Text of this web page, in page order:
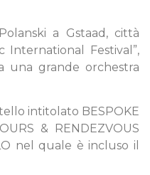
a Gstaad, città
International Festival”,
una grande orchestra
intitolato BESPOKE
& RENDEZVOUS
nel quale è incluso il